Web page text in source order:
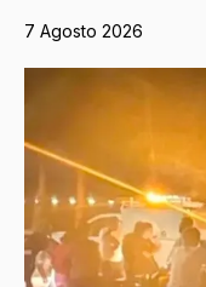
7 Agosto 2026